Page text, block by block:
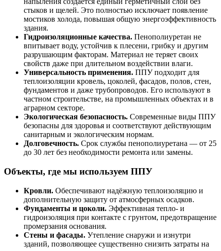
стыков и щелей. Это полностью исключает появление
мостиков холода, повышая общую энергоэффективность
здания.
Гидроизоляционные качества. Пенополиуретан не
впитывает воду, устойчив к плесени, грибку и другим
разрушающим факторам. Материал не теряет своих
свойств даже при длительном воздействии влаги.
Универсальность применения. ППУ подходит для
теплоизоляции кровель, цоколей, фасадов, полов, стен,
фундаментов и даже трубопроводов. Его используют в
частном строительстве, на промышленных объектах и в
аграрном секторе.
Экологическая безопасность. Современные виды ППУ
безопасны для здоровья и соответствуют действующим
санитарным и экологическим нормам.
Долговечность. Срок службы пенополиуретана — от 25
до 30 лет без необходимости ремонта или замены.
Объекты, где мы используем ППУ
Кровли. Обеспечивают надёжную теплоизоляцию и
дополнительную защиту от атмосферных осадков.
Фундаменты и цоколи. Эффективная тепло- и
гидроизоляция при контакте с грунтом, предотвращение
промерзания основания.
Стены и фасады. Утепление снаружи и изнутри
зданий, позволяющее существенно снизить затраты на